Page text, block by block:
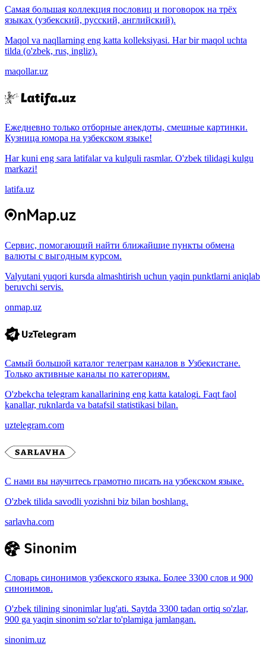
Самая большая коллекция пословиц и поговорок на трёх
языках (узбекский, русский, английский).
Maqol va naqllarning eng katta kolleksiyasi. Har bir maqol uchta
tilda (o'zbek, rus, ingliz).
maqollar.uz
Ежедневно только отборные анекдоты, смешные картинки.
Кузница юмора на узбекском языке!
Har kuni eng sara latifalar va kulguli rasmlar. O'zbek tilidagi kulgu
markazi!
latifa.uz
Сервис, помогающий найти ближайшие пункты обмена
валюты с выгодным курсом.
Valyutani yuqori kursda almashtirish uchun yaqin punktlarni aniqlab
beruvchi servis.
onmap.uz
Самый большой каталог телеграм каналов в Узбекистане.
Только активные каналы по категориям.
O'zbekcha telegram kanallarining eng katta katalogi. Faqt faol
kanallar, ruknlarda va batafsil statistikasi bilan.
uztelegram.com
С нами вы научитесь грамотно писать на узбекском языке.
O'zbek tilida savodli yozishni biz bilan boshlang.
sarlavha.com
Словарь синонимов узбекского языка. Более 3300 слов и 900
синонимов.
O'zbek tilining sinonimlar lug'ati. Saytda 3300 tadan ortiq so'zlar,
900 ga yaqin sinonim so'zlar to'plamiga jamlangan.
sinonim.uz